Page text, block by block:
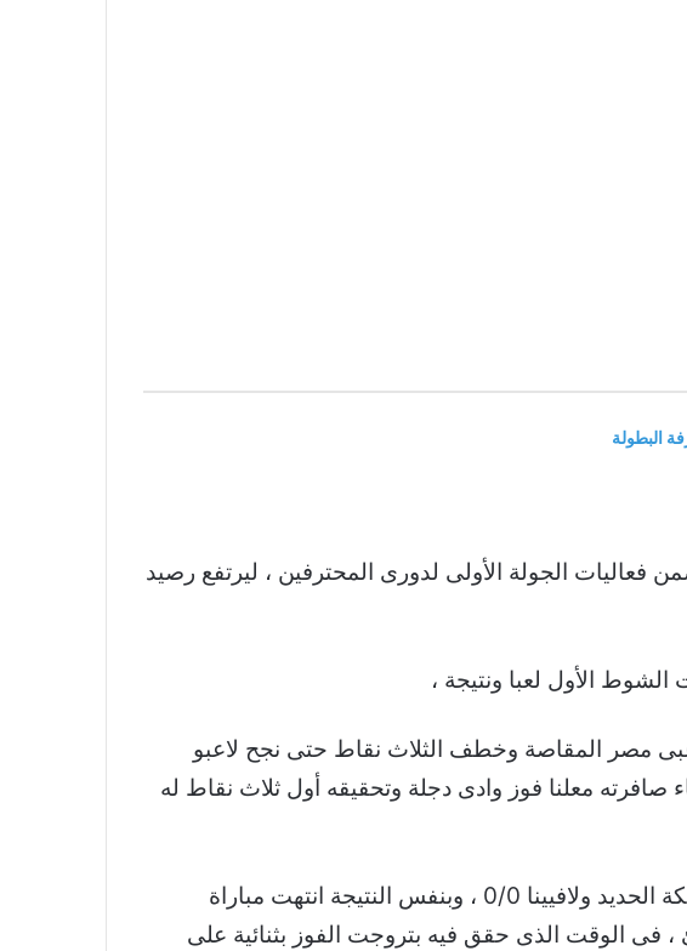
البطولة
الجولة الأولى لدورى المحترفين ، ليرتفع رصيد
الأول لعبا ونتيجة ،
مصر المقاصة وخطف الثلاث نقاط حتى نجح لاعبو
صافرته معلنا فوز وادى دجلة وتحقيقه أول ثلاث نقاط له
كانت أقيمت خمس مباريات من الجولة الأولى خلال اليومين الماضيين أنتهت بتعادل السكة الحديد ولافيينا 0/0 ، وبنفس النتيجة انتهت مباراة
فى الوقت الذى حقق فيه بتروجت الفوز بثنائية على